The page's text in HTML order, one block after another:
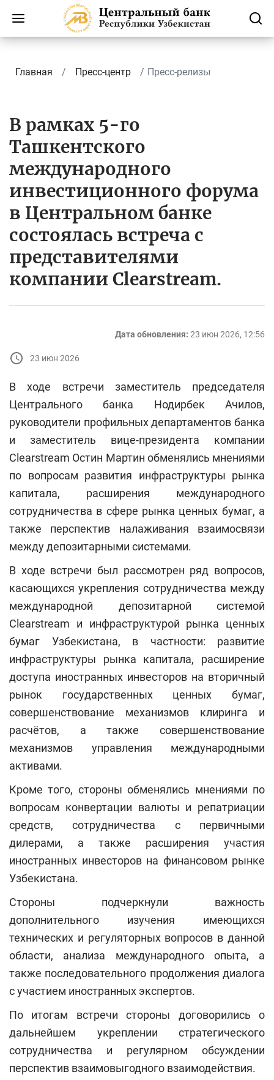
Главная Пресс-центр Пресс-релизы
В рамках 5-го
Ташкентского
международного
инвестиционного форума
в Центральном банке
состоялась встреча с
представителями
компании Clearstream.
Дата обновления: 23 июн 2026, 12:56
23 июн 2026
В ходе встречи заместитель председателя
Центрального банка Нодирбек Ачилов,
руководители профильных департаментов банка
и заместитель вице-президента компании
Clearstream Остин Мартин обменялись мнениями
по вопросам развития инфраструктуры рынка
капитала, расширения международного
сотрудничества в сфере рынка ценных бумаг, а
также перспектив налаживания взаимосвязи
между депозитарными системами.
В ходе встречи был рассмотрен ряд вопросов,
касающихся укрепления сотрудничества между
международной депозитарной системой
Clearstream и инфраструктурой рынка ценных
бумаг Узбекистана, в частности: развитие
инфраструктуры рынка капитала, расширение
доступа иностранных инвесторов на вторичный
рынок государственных ценных бумаг,
совершенствование механизмов клиринга и
расчётов, а также совершенствование
механизмов управления международными
активами.
Кроме того, стороны обменялись мнениями по
вопросам конвертации валюты и репатриации
средств, сотрудничества с первичными
дилерами, а также расширения участия
иностранных инвесторов на финансовом рынке
Узбекистана.
Стороны подчеркнули важность
дополнительного изучения имеющихся
технических и регуляторных вопросов в данной
области, анализа международного опыта, а
также последовательного продолжения диалога
с участием иностранных экспертов.
По итогам встречи стороны договорились о
дальнейшем укреплении стратегического
сотрудничества и регулярном обсуждении
перспектив взаимовыгодного взаимодействия.